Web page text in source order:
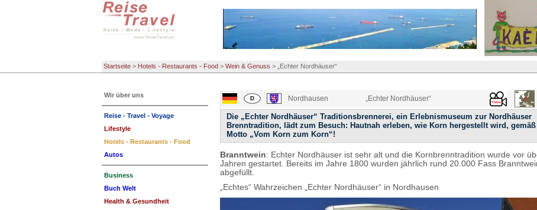
Startseite > Hotels - Restaurants - Food > Wein & Genuss > „Echter Nordhäuser“
Nordhausen „Echter Nordhäuser“
Die „Echter Nordhäuser“ Traditionsbrennerei, ein Erlebnismuseum zur Nordhäuser
Brenntradition, lädt zum Besuch: Hautnah erleben, wie Korn hergestellt wird, gemäß
Motto „Vom Korn zum Korn“!
Branntwein: Echter Nordhäuser ist sehr alt und die Kornbrenntradition wurde vor
Jahren gestartet. Bereits im Jahre 1800 wurden jährlich rund 20.000 Fass
abgefüllt.
„Echtes“ Wahrzeichen „Echter Nordhäuser“ in Nordhausen
Wir über uns
Reise - Travel - Voyage
Lifestyle
Hotels - Restaurants - Food
Autos
Business
Buch Welt
Health & Gesundheit